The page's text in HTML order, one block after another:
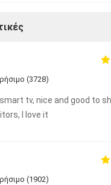
(3728)
tv, nice and good to
I love it
(1902)